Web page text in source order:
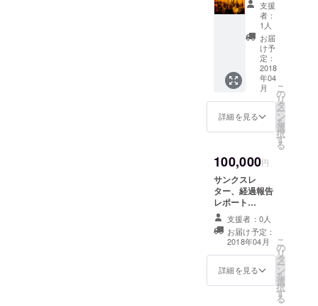
告レ
ポート
CAP20
18 会期
中の会
場内と
集録誌
にお礼
の氏名
を表示
（任
意）
18 in 福
岡大会
全日参
加券2枚
（大会
参加券
は2017
年11月
～12月
け予
定）
支援
者：
1人
お届
け予
定：
2018
年04
月
詳細を見る
こ
の
リ
タ
ー
ン
を
選
択
す
る
100,000円
サンクスレ
ター、経過報告
レポート
CAP2018参加者
バッグ＋大会集
録論文誌（論文
誌は2018年6月
お届け予定）
CAP2018会期中
支援者：0人
お届け予定：
2018年04月
詳細を見る
こ
の
リ
タ
ー
ン
を
選
択
す
る